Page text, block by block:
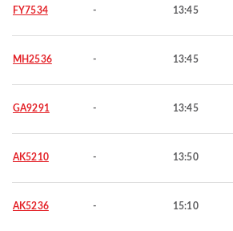
FY7534 - 13:45
MH2536 - 13:45
GA9291 - 13:45
AK5210 - 13:50
AK5236 - 15:10